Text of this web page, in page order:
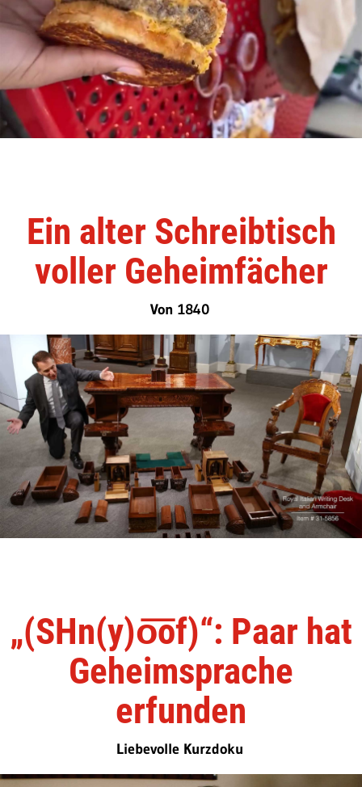
Ein alter Schreibtisch
voller Geheimfächer
Von 1840
„(SHn(y)o͞of)“: Paar hat
Geheimsprache
erfunden
Liebevolle Kurzdoku